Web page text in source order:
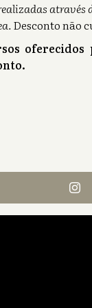
através
Desconto não